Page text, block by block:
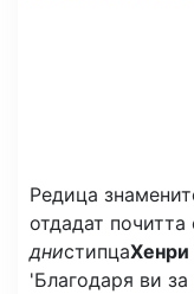
Редица
отдадат почитта
днистипцаХенри
'Благодаря ви